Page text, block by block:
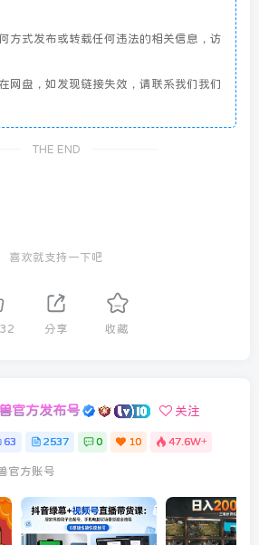
方式发布或转载任何违法的相关信息，访
网盘，如发现链接失效，请联系我们我们
THE END
喜欢就支持一下吧
32 分享 收藏
官方发布号 关注
63 2537 0 10 47.6W+
官方账号